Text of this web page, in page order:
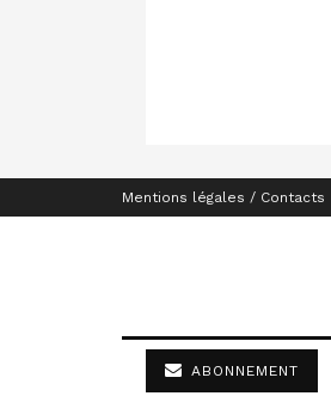
Mentions légales / Contacts
ABONNEMENT